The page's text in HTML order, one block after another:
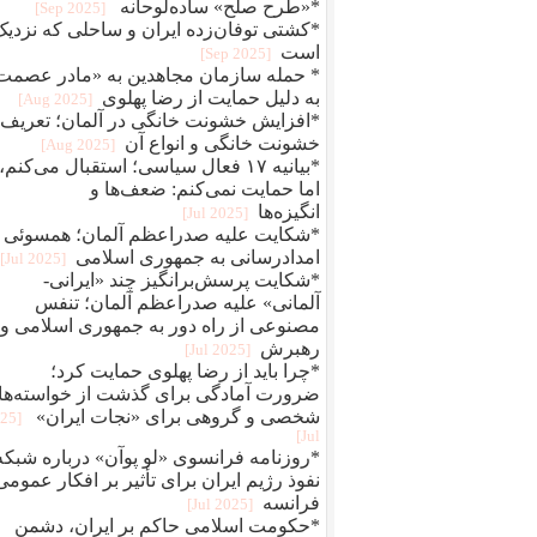
*«طرح صلح» ساده‌لوحانه [2025 Sep]
*کشتی توفان‌زده ایران و ساحلی که
است
[2025 Sep]
* حمله سازمان مجاهدین به «مادر
به دلیل حمایت از رضا پهلوی
[2025 Aug]
*افزایش خشونت خانگی در آلمان؛ تعریف
خشونت خانگی و انواع آن
[2025 Aug]
*بیانیه ۱۷ فعال سیاسی؛ استقبال می‌کنم،
اما حمایت نمی‌کنم: ضعف‌ها و
انگیزه‌ها
[2025 Jul]
*شکایت علیه صدراعظم آلمان؛ همسوئی
امدادرسانی به جمهوری اسلامی
[2025 Jul]
*شکایت پرسش‌برانگیز چند «ایرانی-
آلمانی» علیه صدراعظم آلمان؛ تنفس
مصنوعی از راه دور به جمهوری اسلامی و
رهبرش
[2025 Jul]
*چرا باید از رضا پهلوی حمایت کرد؛
ضرورت آمادگی برای گذشت از
شخصی و گروهی برای «نجات ایران»
Jul]
*روزنامه فرانسوی «لو پوآن» درباره
نفوذ رژیم ایران برای تأثیر بر افکار
فرانسه
[2025 Jul]
*حکومت اسلامی حاکم بر ایران، دشمن